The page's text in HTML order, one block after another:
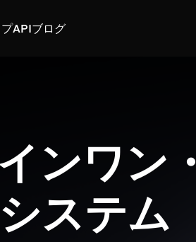
APIブログ
ンワン・
ステム